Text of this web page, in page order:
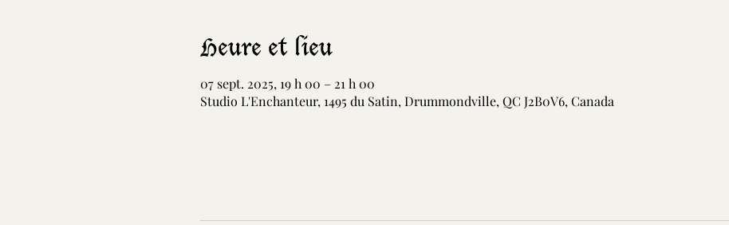
Heure et lieu
07 sept. 2025, 19 h 00 – 21 h 00
Studio L'Enchanteur, 1495 du Satin, Drummondville, QC J2B0V6, Canada